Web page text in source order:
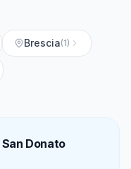
Brescia(1)
San Donato